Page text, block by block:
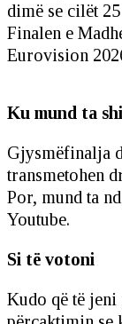
dimë se cilët
Finalen e
Eurovision
Ku mund ta
Gjysmëfinalja
transmetohen
Por, mund ta
Youtube.
Si të votoni
Kudo që të jeni